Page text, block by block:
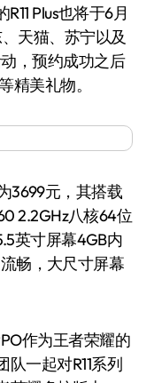
Plus也将于6月
天猫、苏宁以及
，预约成功之后
精美礼物。
3699元，其搭载
2.2GHz八核64位
英寸屏幕4GB内
流畅，大尺寸屏幕
作为王者荣耀的
一起对R11系列